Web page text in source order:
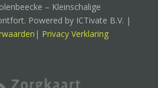
– Kleinschalige
Powered by ICTivate B.V. |
| Privacy Verklaring